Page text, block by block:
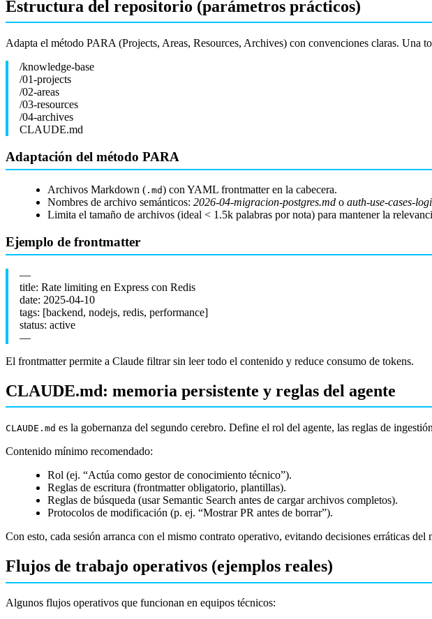
Estructura del repositorio (parámetros prácticos)
Adapta el método PARA (Projects, Areas, Resources, Archives) con convenciones claras. Una
/knowledge-base
/01-projects
/02-areas
/03-resources
/04-archives
CLAUDE.md
Adaptación del método PARA
Archivos Markdown ( .md) con YAML frontmatter en la cabecera.
Nombres de archivo semánticos: 2026-04-migracion-postgres.md o auth-use-cases-
Limita el tamaño de archivos (ideal < 1.5k palabras por nota) para mantener la
Ejemplo de frontmatter
—
title: Rate limiting en Express con Redis
date: 2025-04-10
tags: [backend, nodejs, redis, performance]
status: active
—
El frontmatter permite a Claude filtrar sin leer todo el contenido y reduce consumo de tokens.
CLAUDE.md: memoria persistente y reglas del agente
CLAUDE.md es la gobernanza del segundo cerebro. Define el rol del agente, las reglas de
Contenido mínimo recomendado:
Rol (ej. “Actúa como gestor de conocimiento técnico”).
Reglas de escritura (frontmatter obligatorio, plantillas).
Reglas de búsqueda (usar Semantic Search antes de cargar archivos completos).
Protocolos de modificación (p. ej. “Mostrar PR antes de borrar”).
Con esto, cada sesión arranca con el mismo contrato operativo, evitando decisiones erráticas del
Flujos de trabajo operativos (ejemplos reales)
Algunos flujos operativos que funcionan en equipos técnicos: